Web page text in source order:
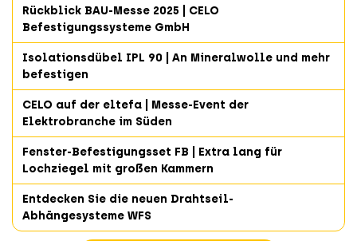
Rückblick BAU-Messe 2025 | CELO
Befestigungssysteme GmbH
Isolationsdübel IPL 90 | An Mineralwolle und mehr
befestigen
CELO auf der eltefa | Messe-Event der
Elektrobranche im Süden
Fenster-Befestigungsset FB | Extra lang für
Lochziegel mit großen Kammern
Entdecken Sie die neuen Drahtseil-
Abhängesysteme WFS